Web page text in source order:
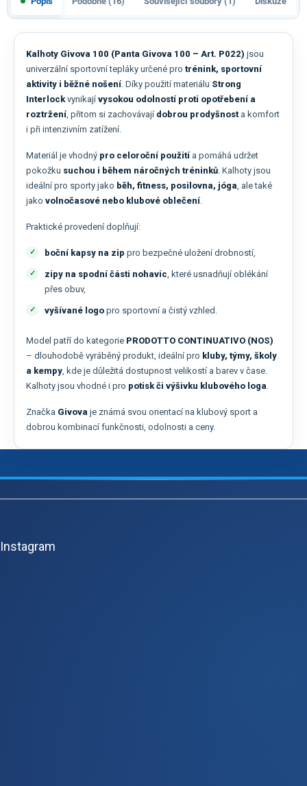
Kalhoty Givova 100 (Panta Givova 100 – Art. P022) jsou
univerzální sportovní tepláky určené pro trénink, sportovní
aktivity i běžné nošení. Díky použití materiálu Strong
Interlockvynikají vysokou odolností proti opotřebení a
roztržení, přitom si zachovávají dobrou prodyšnosta komfort
i při intenzivním zatížení.
Materiál je vhodný pro celoroční použití a pomáhá udržet
pokožku suchou i během náročných tréninků. Kalhoty jsou
ideální pro sporty jako běh, fitness, posilovna, jóga, ale také
jako volnočasové nebo klubové oblečení.
Praktické provedení doplňují:
boční kapsy na zip pro bezpečné uložení drobností,
zipy na spodní části nohavic, které usnadňují oblékání
přes obuv,
vyšívané logo pro sportovní a čistý vzhled.
Model patří do kategorie PRODOTTO CONTINUATIVO (NOS)
– dlouhodobě vyráběný produkt, ideální pro kluby, týmy, školy
a kempy, kde je důležitá dostupnost velikostí a barev v čase.
Kalhoty jsou vhodné i pro potisk či výšivku klubového loga.
Značka Givova je známá svou orientací na klubový sport a
dobrou kombinací funkčnosti, odolnosti a ceny.
Z
Instagram